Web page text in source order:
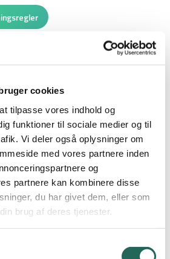
cookies
tilpasse vores indhold og
funktioner til sociale medier og til
Vi deler også oplysninger om
med vores partnere inden
og
partnere kan kombinere disse
du har givet dem, eller som
brug af deres tjenester.
9 elever.